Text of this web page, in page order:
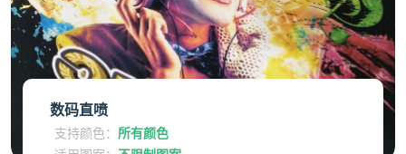
数码直喷
支持颜色： 所有颜色